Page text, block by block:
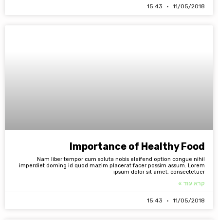
11/05/2018
Importance of Healthy Food
Nam liber tempor cum soluta nobis eleifend option congue nihil
imperdiet doming id quod mazim placerat facer possim assum. Lorem
ipsum dolor sit amet, consectetuer
קרא עוד »
11/05/2018